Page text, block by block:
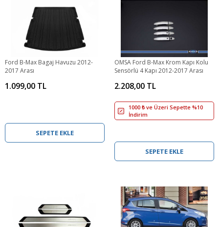
Ford B-Max Bagaj Havuzu 2012-
2017 Arası
1.099,00 TL
SEPETE EKLE
OMSA Ford B-Max Krom Kapı Kolu
Sensörlü 4 Kapı 2012-2017 Arası
2.208,00 TL
1000 ₺ ve Üzeri Sepette %10
İndirim
SEPETE EKLE